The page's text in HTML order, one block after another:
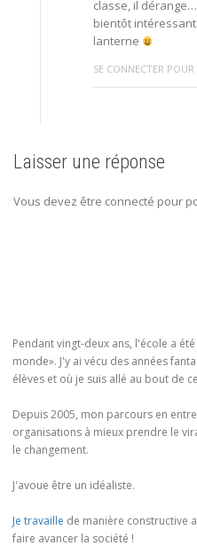
classe, il
bientôt
lanterne
SE CONNECTER
Laisser une réponse
Vous devez être connecté pour
Pendant vingt-deux ans, l'école a
monde». J'y ai vécu des années
élèves et où je suis allé au bout de
Depuis 2005, mon parcours en
organisations à mieux prendre le
le changement.
J'avoue être un idéaliste.
Je travaille de manière constructive
faire avancer la société !